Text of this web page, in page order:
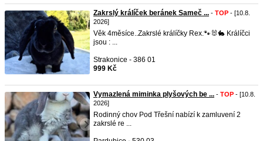
Zakrslý králíček beránek Sameč ... - TOP - [10.8.
2026]
Věk 4měsíce..Zakrslé králíčky Rex.🐾🐰🐇 Králíčci
jsou : ...
Strakonice - 386 01
999 Kč
Vymazlená miminka plyšových be ... - TOP - [10.8.
2026]
Rodinný chov Pod Třešní nabízí k zamluvení 2
zakrslé re ...